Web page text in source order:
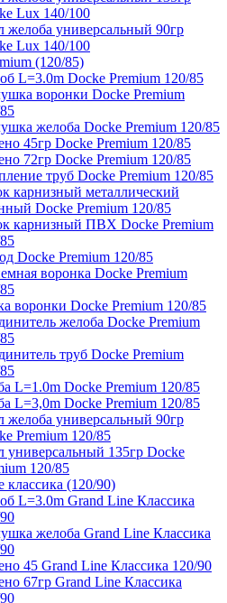
Lux 140/100
желоба универсальный 90гр
Lux 140/100
(120/85)
L=3.0m Docke Premium 120/85
воронки Docke Premium
желоба Docke Premium 120/85
45гр Docke Premium 120/85
72гр Docke Premium 120/85
труб Docke Premium 120/85
карнизный металлический
Docke Premium 120/85
карнизный ПВХ Docke Premium
Docke Premium 120/85
воронка Docke Premium
воронки Docke Premium 120/85
желоба Docke Premium
труб Docke Premium
L=1.0m Docke Premium 120/85
L=3,0m Docke Premium 120/85
желоба универсальный 90гр
Premium 120/85
универсальный 135гр Docke
120/85
классика (120/90)
L=3.0m Grand Line Классика
желоба Grand Line Классика
45 Grand Line Классика 120/90
67гр Grand Line Классика